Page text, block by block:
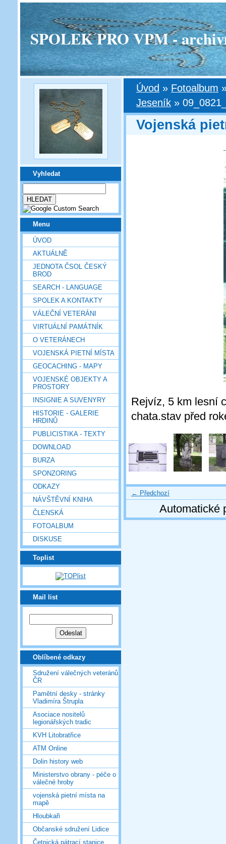
SPOLEK PRO VPM -
Vyhledat
Menu
ÚVOD
AKTUÁLNĚ
JEDNOTA ČSOL ČESKÝ
BROD
SEARCH - LANGUAGE
SPOLEK A KONTAKTY
VÁLEČNÍ VETERÁNI
VIRTUÁLNÍ PAMÁTNÍK
O VETERÁNECH
VOJENSKÁ PIETNÍ MÍSTA
GEOCACHING - MAPY
VOJENSKÉ OBJEKTY A
PROSTORY
INSIGNIE A SUVENYRY
HISTORIE - GALERIE
HRDINŮ
PUBLICISTIKA - TEXTY
DOWNLOAD
BURZA
SPONZORING
ODKAZY
NÁVŠTĚVNÍ KNIHA
ČLENSKÁ
FOTOALBUM
DISKUSE
Toplist
Mail list
Oblíbené odkazy
Sdružení válečných veteránů
ČR
Pamětní desky - stránky
Vladimíra Štrupla
Asociace nositelů
legionářských tradic
KVH Litobratřice
ATM Online
Dolin history web
Ministerstvo obrany - péče o
válečné hroby
vojenská pietní místa na
mapě
Hloubkaři
Občanské sdružení Lidice
Četnická pátrací stanice
Úvod » Fotoalbum
Jeseník »
Vojenská
Rejvíz, 5 km lesní
chata.stav před
← Předchozí
Automatické